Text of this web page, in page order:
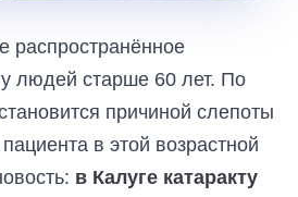
распространённое
людей старше 60 лет. По
причиной слепоты
в этой возрастной
в Калуге катаракту